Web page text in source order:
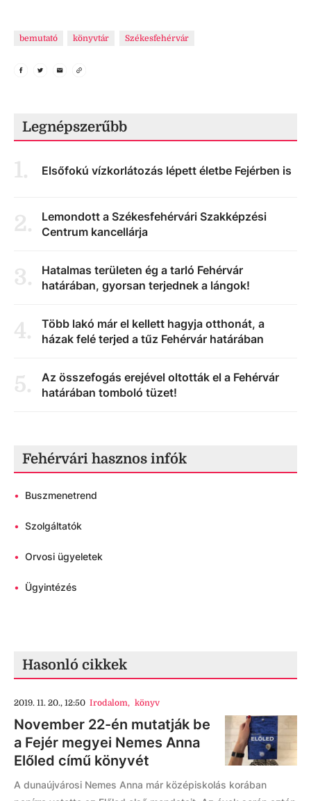
bemutató könyvtár Székesfehérvár
Legnépszerűbb
1. Elsőfokú vízkorlátozás lépett életbe Fejérben is
2.
Lemondott a Székesfehérvári Szakképzési
Centrum kancellárja
3.
Hatalmas területen ég a tarló Fehérvár
határában, gyorsan terjednek a lángok!
4.
Több lakó már el kellett hagyja otthonát, a
házak felé terjed a tűz Fehérvár határában
5.
Az összefogás erejével oltották el a Fehérvár
határában tomboló tüzet!
Fehérvári hasznos infók
• Buszmenetrend
• Szolgáltatók
• Orvosi ügyeletek
• Ügyintézés
Hasonló cikkek
2019. 11. 20., 12:50 Irodalom, könyv
November 22-én mutatják be
a Fejér megyei Nemes Anna
Előled című könyvét
A dunaújvárosi Nemes Anna már középiskolás korában